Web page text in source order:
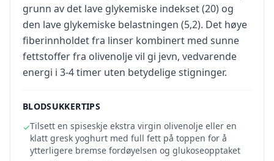
grunn av det lave glykemiske indekset (20) og
den lave glykemiske belastningen (5,2). Det høye
fiberinnholdet fra linser kombinert med sunne
fettstoffer fra olivenolje vil gi jevn, vedvarende
energi i 3-4 timer uten betydelige stigninger.
BLODSUKKERTIPS
✓Tilsett en spiseskje ekstra virgin olivenolje eller en
klatt gresk yoghurt med full fett på toppen for å
ytterligere bremse fordøyelsen og glukoseopptaket